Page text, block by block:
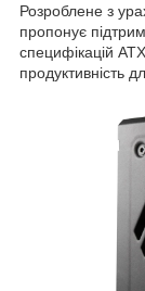
Розроблене з
пропонує
специфікацій
продуктивність